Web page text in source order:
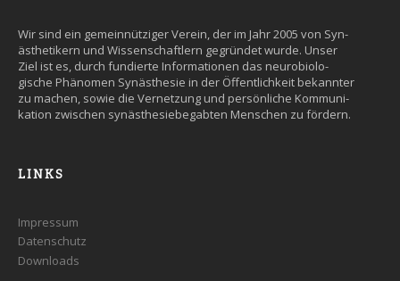
Wir sind ein gemein­nütziger Ver­ein, der im Jahr 2005 von Syn­
äs­the­tikern und Wissen­schaft­lern ge­grün­det wurde. Un­ser
Ziel ist es, durch fun­dier­te Infor­ma­tio­nen das neuro­bio­lo­
gische Phäno­men Syn­äs­the­sie in der Öffent­lich­keit be­kann­ter
zu machen, so­wie die Ver­net­zung und persön­liche Kommuni­
kation zwi­schen syn­äs­the­sie­be­gab­ten Men­schen zu fördern.
LINKS
Impressum
Datenschutz
Downloads